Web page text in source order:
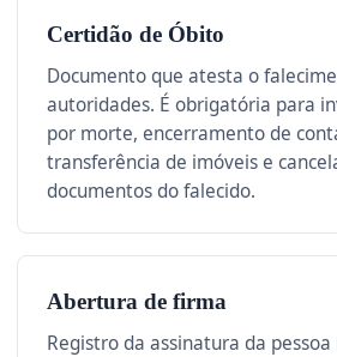
Certidão de Óbito
Documento que atesta o
autoridades. É obrigatória para
por morte, encerramento de
transferência de imóveis e
documentos do falecido.
Abertura de firma
Registro da assinatura da